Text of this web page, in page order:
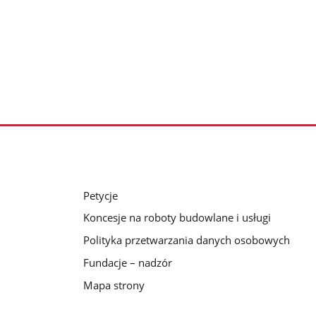
Petycje
Koncesje na roboty budowlane i usługi
Polityka przetwarzania danych osobowych
Fundacje – nadzór
Mapa strony